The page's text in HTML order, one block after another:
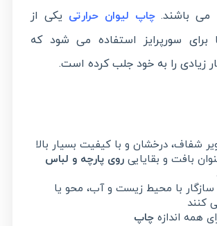
می باشند.چاپ لیوان حرارتی یکی از
برای سورپرایز استفاده می شود که
زیادی را به خود جلب کرده است.
شفاف، درخشان و با کیفیت بسیار بالا
بافت و بقایاییروی پارچه و لباس
با محیط زیست و آب، محو یا
کنند
همه اندازهچاپ